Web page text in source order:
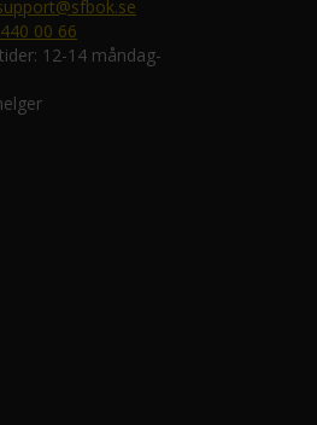
00 66
12-14 måndag-